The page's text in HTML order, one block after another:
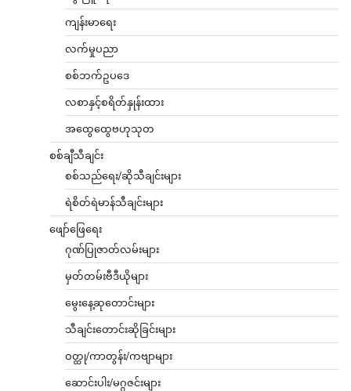
ကျန်းမာရေး
လက်မှုပညာ
စစ်ဘက်ဥပဒေ
လစာနှင့်စရိတ်နှုန်းထား
အထွေထွေဗဟုသုတ
စစ်ချီသီချင်း
စစ်သည်ရေး/ဆိုသီချင်းများ
ရဲစိတ်ရဲမာန်သီချင်းများ
ဖျော်ဖြေရေး
ဂုဏ်ပြုဇာတ်လမ်းများ
မှတ်တမ်းဗီဒီယိုများ
မွေးနေ့ဆုတောင်းများ
သီချင်းတောင်းဆိုခြင်းများ
ဝတ္ထု/ကာတွန်း/ကဗျာများ
ဆောင်းပါး/မဂ္ဂဇင်းများ